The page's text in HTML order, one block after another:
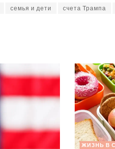
семья и дети счета Трампа
ЖИЗНЬ В